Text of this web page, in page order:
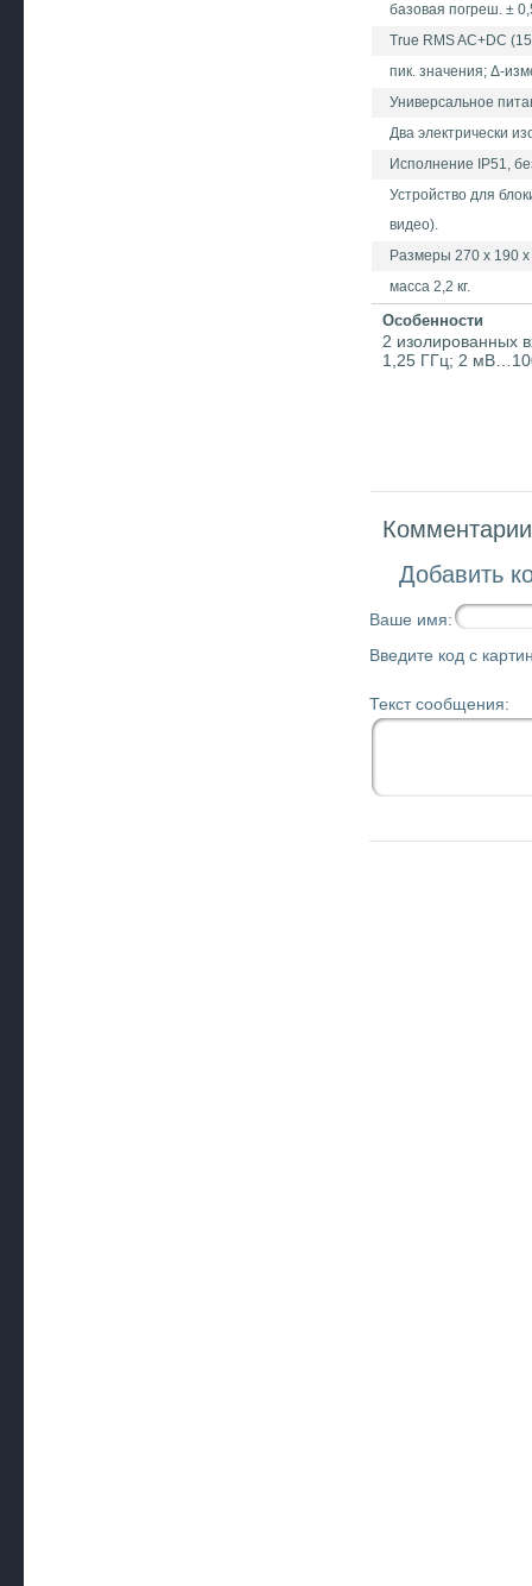
базовая погреш. ±
True RMS AC+DC
пик. значения; Δ-
Универсальное
Два электрически
Исполнение IP51,
Устройство для
видео).
Размеры 270 х 190
масса 2,2 кг.
Особенности
2 изолированных
1,25 ГГц; 2
Добавить
Ваше имя:
Введите код с
Текст сообщения: